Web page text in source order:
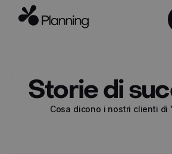
Industrie
Tariffe
Storie di
Cosa dicono i nostri clienti di